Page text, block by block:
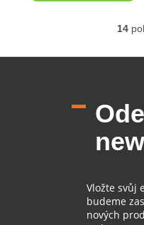
14
Vložte svůj
budeme
nových